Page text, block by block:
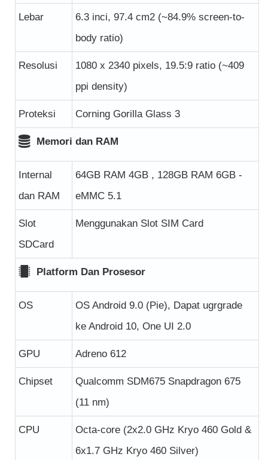
Lebar
6.3 inci, 97.4 cm2 (~84.9% screen-to-
body ratio)
Resolusi
1080 x 2340 pixels, 19.5:9 ratio (~409
ppi density)
Proteksi Corning Gorilla Glass 3
Memori dan RAM
Internal
dan RAM
64GB RAM 4GB , 128GB RAM 6GB -
eMMC 5.1
Slot
SDCard
Menggunakan Slot SIM Card
Platform Dan Prosesor
OS
OS Android 9.0 (Pie), Dapat ugrgrade
ke Android 10, One UI 2.0
GPU Adreno 612
Chipset
Qualcomm SDM675 Snapdragon 675
(11 nm)
CPU
Octa-core (2x2.0 GHz Kryo 460 Gold &
6x1.7 GHz Kryo 460 Silver)